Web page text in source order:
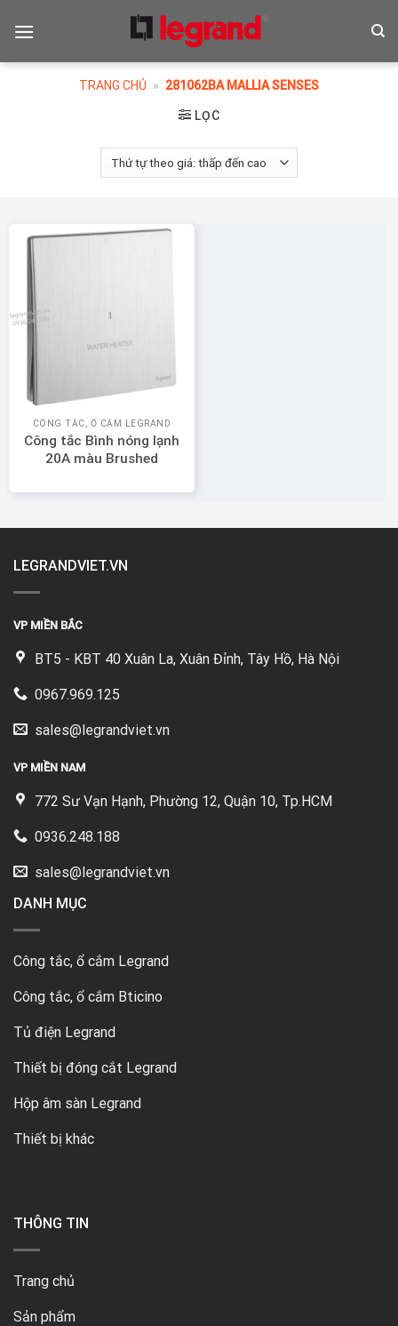
TRANG CHỦ » 281062BA MALLIA SENSES
LỌC
CÔNG TẮC, Ổ CẮM LEGRAND
Công tắc Bình nóng lạnh
20A màu Brushed
Senses 281062BA
LEGRANDVIET.VN
VP MIỀN BẮC
BT5 - KBT 40 Xuân La, Xuân Đỉnh, Tây Hồ, Hà Nội
0967.969.125
sales@legrandviet.vn
VP MIỀN NAM
772 Sư Vạn Hạnh, Phường 12, Quận 10, Tp.HCM
0936.248.188
sales@legrandviet.vn
DANH MỤC
Công tắc, ổ cắm Legrand
Công tắc, ổ cắm Bticino
Tủ điện Legrand
Thiết bị đóng cắt Legrand
Hộp âm sàn Legrand
Thiết bị khác
THÔNG TIN
Trang chủ
Sản phẩm